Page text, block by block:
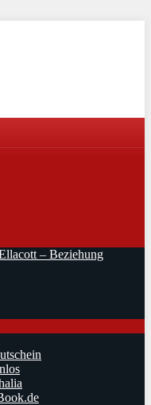
– Beziehung